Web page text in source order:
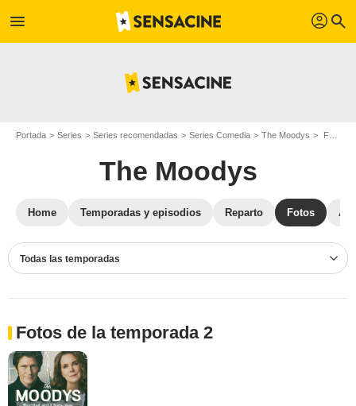
menu profil search
Portada Series Series recomendadas Series Comedia The Moodys Fotos The Moodys
The Moodys
Home Temporadas y episodios Reparto Fotos
Todas las temporadas
Fotos de la temporada 2